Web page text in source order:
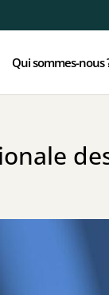
Qui sommes-nous